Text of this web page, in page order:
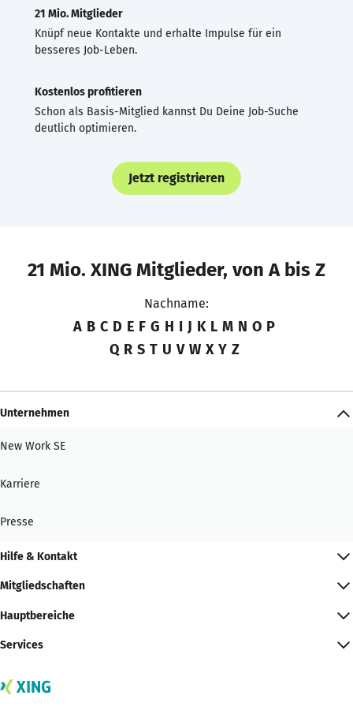
21 Mio. Mitglieder
Knüpf neue Kontakte und erhalte Impulse für ein
besseres Job-Leben.
Kostenlos profitieren
Schon als Basis-Mitglied kannst Du Deine Job-Suche
deutlich optimieren.
Jetzt registrieren
21 Mio. XING Mitglieder, von A bis Z
Nachname:
A B C D E F G H I J K L M N O P
Q R S T U V W X Y Z
Unternehmen
New Work SE
Karriere
Presse
Hilfe & Kontakt
Mitgliedschaften
Hauptbereiche
Services